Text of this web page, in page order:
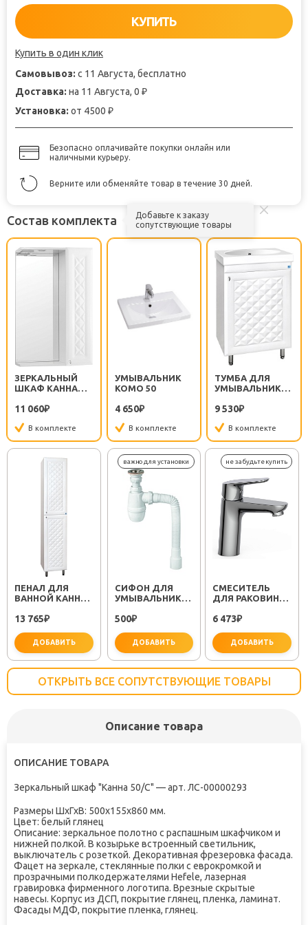
КУПИТЬ
Купить в один клик
Самовывоз: с 11 Августа, бесплатно
Доставка: на 11 Августа, 0 ₽
Установка: от 4500 ₽
Безопасно оплачивайте покупки онлайн или
наличными курьеру.
Верните или обменяйте товар в течение 30 дней.
Состав комплекта
Добавьте к заказу
сопутствующие товары
ЗЕРКАЛЬНЫЙ
ШКАФ КАННА
11 060₽
В комплекте
УМЫВАЛЬНИК
КОМО 50
4 650₽
В комплекте
ТУМБА ДЛЯ
УМЫВАЛЬНИКА
9 530₽
В комплекте
ПЕНАЛ ДЛЯ
ВАННОЙ КАННА
13 765₽
ДОБАВИТЬ
важно для установки
СИФОН ДЛЯ
УМЫВАЛЬНИКА
(30718050)
500₽
ДОБАВИТЬ
СМЕСИТЕЛЬ
ДЛЯ РАКОВИНЫ
TOK-SEM-1011
6 473₽
ДОБАВИТЬ
ОТКРЫТЬ ВСЕ СОПУТСТВУЮЩИЕ ТОВАРЫ
Описание товара
ОПИСАНИЕ ТОВАРА
Зеркальный шкаф "Канна 50/С" — арт. ЛС-00000293
Размеры ШхГхВ: 500х155х860 мм.
Цвет: белый глянец
Описание: зеркальное полотно с распашным шкафчиком и
нижней полкой. В козырьке встроенный светильник,
выключатель с розеткой. Декоративная фрезеровка фасада.
Фацет на зеркале, стеклянные полки с еврокромкой и
прозрачными полкодержателями Hefele, лазерная
гравировка фирменного логотипа. Врезные скрытые
навесы. Корпус из ДСП, покрытие глянец, пленка, ламинат.
Фасады МДФ, покрытие пленка, глянец.